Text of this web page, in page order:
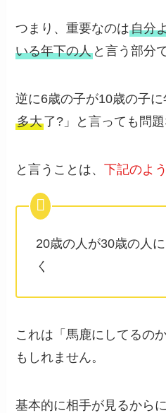
つまり、重要なのは自分
いる年下の人 と言う部分
逆に6歳の子が10歳の子
多大了?」と言っても問題
と言うことは、下記のよ
20歳の人が30歳の人
く
これは「馬鹿にしてるの
もしれません。
基本的に相手が見るから